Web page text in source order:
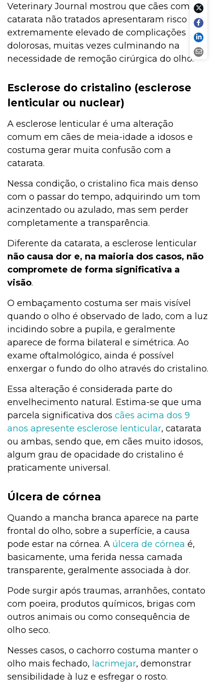
Veterinary Journal mostrou que cães com
catarata não tratados apresentaram risco
extremamente elevado de complicações
dolorosas, muitas vezes culminando na
necessidade de remoção cirúrgica do olho.
Esclerose do cristalino (esclerose
lenticular ou nuclear)
A esclerose lenticular é uma alteração
comum em cães de meia-idade a idosos e
costuma gerar muita confusão com a
catarata.
Nessa condição, o cristalino fica mais denso
com o passar do tempo, adquirindo um tom
acinzentado ou azulado, mas sem perder
completamente a transparência.
Diferente da catarata, a esclerose lenticular
não causa dor e, na maioria dos casos, não
compromete de forma significativa a
visão.
O embaçamento costuma ser mais visível
quando o olho é observado de lado, com a luz
incidindo sobre a pupila, e geralmente
aparece de forma bilateral e simétrica. Ao
exame oftalmológico, ainda é possível
enxergar o fundo do olho através do cristalino.
Essa alteração é considerada parte do
envelhecimento natural. Estima-se que uma
parcela significativa dos cães acima dos 9
anos apresente esclerose lenticular, catarata
ou ambas, sendo que, em cães muito idosos,
algum grau de opacidade do cristalino é
praticamente universal.
Úlcera de córnea
Quando a mancha branca aparece na parte
frontal do olho, sobre a superfície, a causa
pode estar na córnea. A úlcera de córnea é,
basicamente, uma ferida nessa camada
transparente, geralmente associada à dor.
Pode surgir após traumas, arranhões, contato
com poeira, produtos químicos, brigas com
outros animais ou como consequência de
olho seco.
Nesses casos, o cachorro costuma manter o
olho mais fechado, lacrimejar, demonstrar
sensibilidade à luz e esfregar o rosto.